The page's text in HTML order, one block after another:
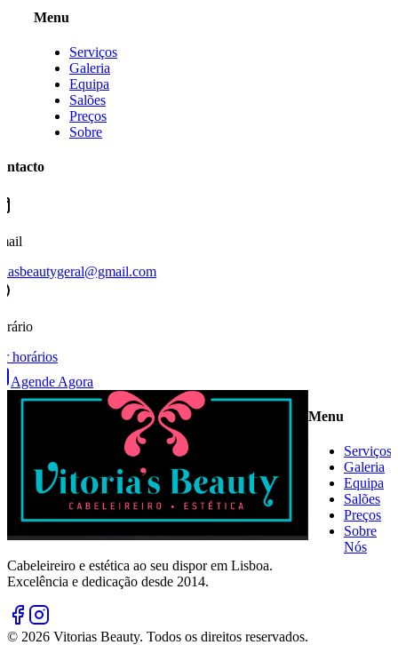
Menu
Serviços
Galeria
Equipa
Salões
Preços
Sobre
horários
Agende Agora
Cabeleireiro e estética ao seu dispor em Lisboa.
Excelência e dedicação desde 2014.
Menu
Serviços
Galeria
Equipa
Salões
Preços
Sobre
Nós
© 2026 Vitorias Beauty. Todos os direitos reservados.